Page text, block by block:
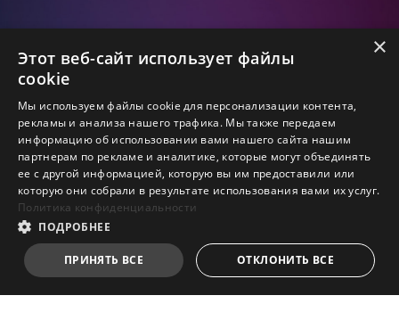
×
Этот веб-сайт использует файлы
cookie
Мы используем файлы cookie для персонализации контента,
рекламы и анализа нашего трафика. Мы также передаем
информацию об использовании вами нашего сайта нашим
партнерам по рекламе и аналитике, которые могут объединять
ее с другой информацией, которую вы им предоставили или
которую они собрали в результате использования вами их услуг.
Политика конфиденциальности
ПОДРОБНЕЕ
ПРИНЯТЬ ВСЕ ОТКЛОНИТЬ ВСЕ